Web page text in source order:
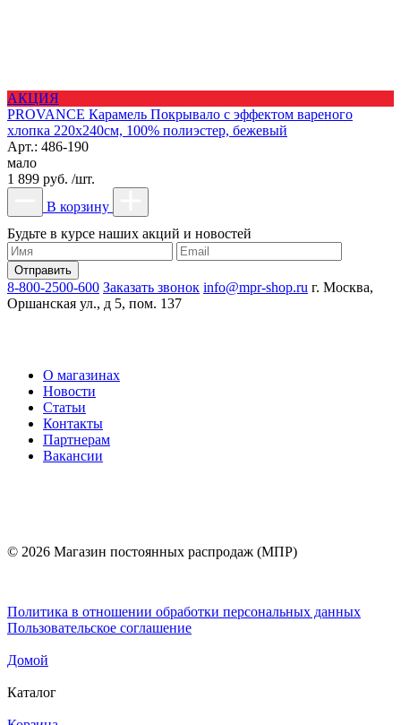
АКЦИЯ
PROVANCE Карамель Покрывало с эффектом вареного
хлопка 220х240см, 100% полиэстер, бежевый
Арт.: 486-190
мало
1 899 руб. /шт.
В корзину
Будьте в курсе наших акций и новостей
8-800-2500-600 Заказать звонок info@mpr-shop.ru г. Москва,
Оршанская ул., д 5, пом. 137
О магазинах
Новости
Статьи
Контакты
Партнерам
Вакансии
© 2026 Магазин постоянных распродаж (МПР)
Политика в отношении обработки персональных данных
Пользовательское соглашение
Домой
Каталог